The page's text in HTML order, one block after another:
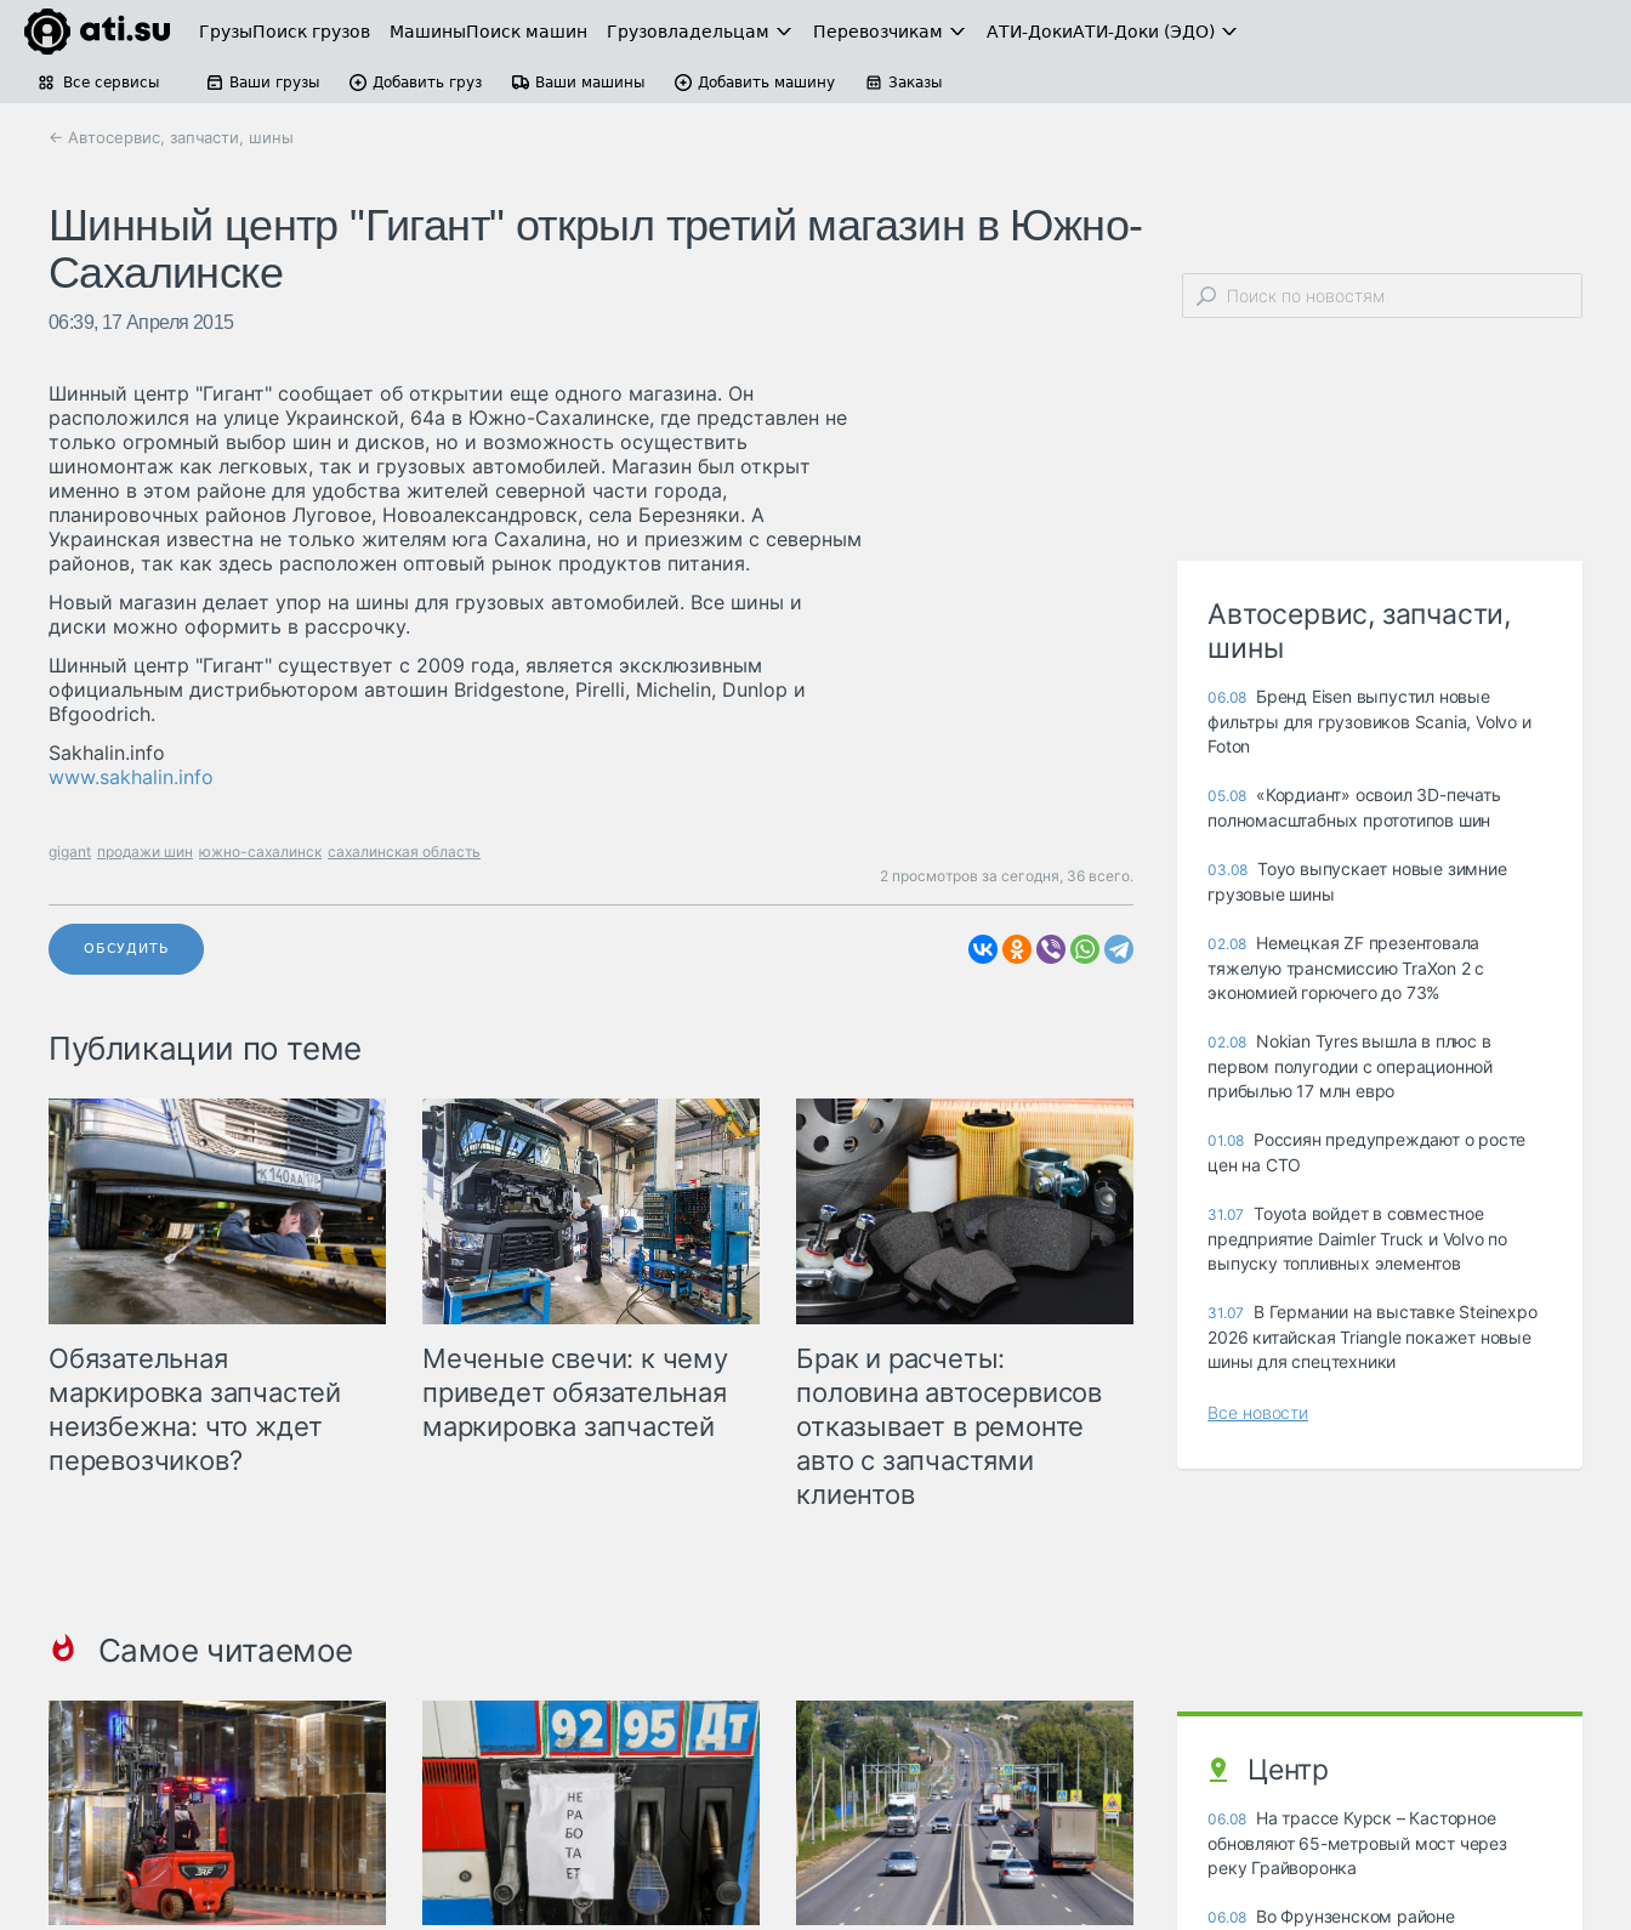
ГрузыПоиск грузов МашиныПоиск машин Грузовладельцам Перевозчикам АТИ-ДокиАТИ-Доки (ЭДО)
Все сервисы Ваши грузы Добавить груз Ваши машины Добавить машину Заказы
← Автосервис, запчасти, шины
Шинный центр "Гигант" открыл третий магазин в Южно-
Сахалинске
06:39, 17 Апреля 2015
Шинный центр "Гигант" сообщает об открытии еще одного магазина. Он
расположился на улице Украинской, 64а в Южно-Сахалинске, где представлен не
только огромный выбор шин и дисков, но и возможность осуществить
шиномонтаж как легковых, так и грузовых автомобилей. Магазин был открыт
именно в этом районе для удобства жителей северной части города,
планировочных районов Луговое, Новоалександровск, села Березняки. А
Украинская известна не только жителям юга Сахалина, но и приезжим с северным
районов, так как здесь расположен оптовый рынок продуктов питания.
Новый магазин делает упор на шины для грузовых автомобилей. Все шины и
диски можно оформить в рассрочку.
Шинный центр "Гигант" существует с 2009 года, является эксклюзивным
официальным дистрибьютором автошин Bridgestone, Pirelli, Michelin, Dunlop и
Bfgoodrich.
Sakhalin.info
www.sakhalin.info
gigant продажи шин южно-сахалинск сахалинская область
2 просмотров за сегодня, 36 всего.
ОБСУДИТЬ
Публикации по теме
Обязательная
маркировка запчастей
неизбежна: что ждет
перевозчиков?
Меченые свечи: к чему
приведет обязательная
маркировка запчастей
Брак и расчеты:
половина автосервисов
отказывает в ремонте
авто с запчастями
клиентов
Самое читаемое
Автосервис, запчасти,
шины
06.08 Бренд Eisen выпустил новые
фильтры для грузовиков Scania, Volvo и
Foton
05.08 «Кордиант» освоил 3D-печать
полномасштабных прототипов шин
03.08 Toyo выпускает новые зимние
грузовые шины
02.08 Немецкая ZF презентовала
тяжелую трансмиссию TraXon 2 с
экономией горючего до 73%
02.08 Nokian Tyres вышла в плюс в
первом полугодии с операционной
прибылью 17 млн евро
01.08 Россиян предупреждают о росте
цен на СТО
31.07
Toyota войдет в совместное
предприятие Daimler Truck и Volvo по
выпуску топливных элементов
31.07
В Германии на выставке Steinexpo
2026 китайская Triangle покажет новые
шины для спецтехники
Все новости
Центр
06.08 На трассе Курск – Касторное
обновляют 65-метровый мост через
реку Грайворонка
06.08 Во Фрунзенском районе